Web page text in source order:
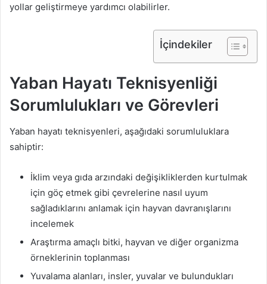
yollar geliştirmeye yardımcı olabilirler.
İçindekiler
Yaban Hayatı Teknisyenliği
Sorumlulukları ve Görevleri
Yaban hayatı teknisyenleri, aşağıdaki sorumluluklara
sahiptir:
İklim veya gıda arzındaki değişikliklerden kurtulmak
için göç etmek gibi çevrelerine nasıl uyum
sağladıklarını anlamak için hayvan davranışlarını
incelemek
Araştırma amaçlı bitki, hayvan ve diğer organizma
örneklerinin toplanması
Yuvalama alanları, insler, yuvalar ve bulundukları